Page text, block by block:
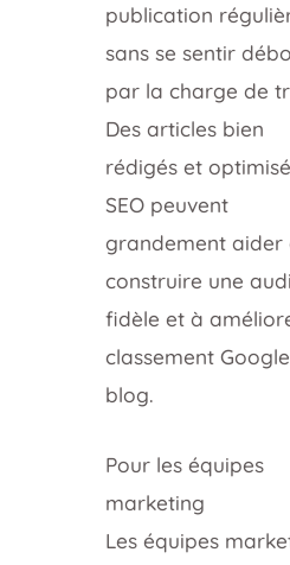
publication
sans se sentir
par la charge de
Des articles bien
rédigés et
SEO peuvent
grandement aider
construire une
fidèle et à
classement
blog.
Pour les équipes
marketing
Les équipes